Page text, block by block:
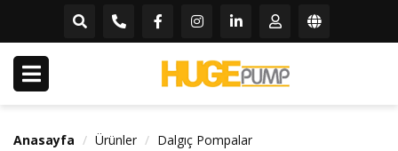
Anasayfa Ürünler
Dalgıç Pompalar